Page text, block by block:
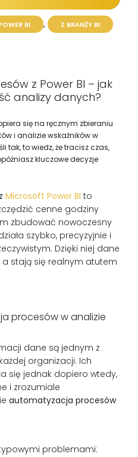
BI , Z BRANŻY BI
z Power BI – jak
analizy danych?
się na ręcznym zbieraniu
i analizie wskaźników w
tak, to wiedz, że tracisz czas,
kluczowe decyzje
Microsoft Power BI to
cenne godziny
zbudować nowoczesny
szybko, precyzyjnie i
Dzięki niej dane
stają się realnym atutem
procesów w analizie
dane są jednym z
organizacji. Ich
się jednak dopiero wtedy,
i zrozumiale
automatyzacja procesów
problemami: